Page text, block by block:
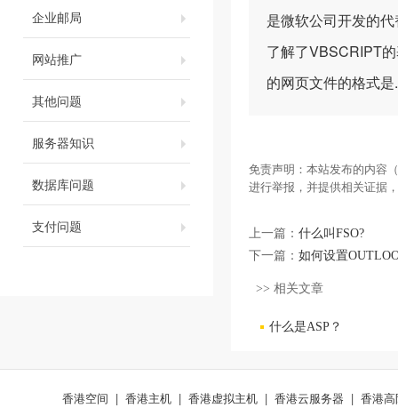
企业邮局
网站推广
其他问题
服务器知识
数据库问题
支付问题
是微软公司开发的
了解了VBSCRIPT
的网页文件的格式
免责声明：本站发布的内容
进行举报，并提供相关证据
上一篇： 什么叫FSO?
下一篇： 如何设置
>> 相关文章
什么是ASP？
香港空间 | 香港主机 | 香港虚拟主机 | 香港云服务器 | 香港